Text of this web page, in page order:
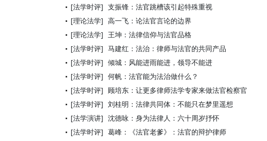
[法学时评] 支振锋：法官跳槽该引起特殊重视
[理论法学] 高一飞：论法官言论的边界
[理论法学] 王坤：法律信仰与法官品格
[法学时评] 马建红：法治：律师与法官的共同产品
[法学时评] 倾城：风能进雨能进，领导不能进
[法学时评] 何帆：法官能为法治做什么？
[法学时评] 顾培东：让更多律师法学专家来做法官检察官
[法学时评] 刘桂明：法律共同体：不能只在梦里遥想
[法学演讲] 沈德咏：身为法律人：六十周岁抒怀
[法学时评] 葛峰：《法官老爹》：法官的辩护律师